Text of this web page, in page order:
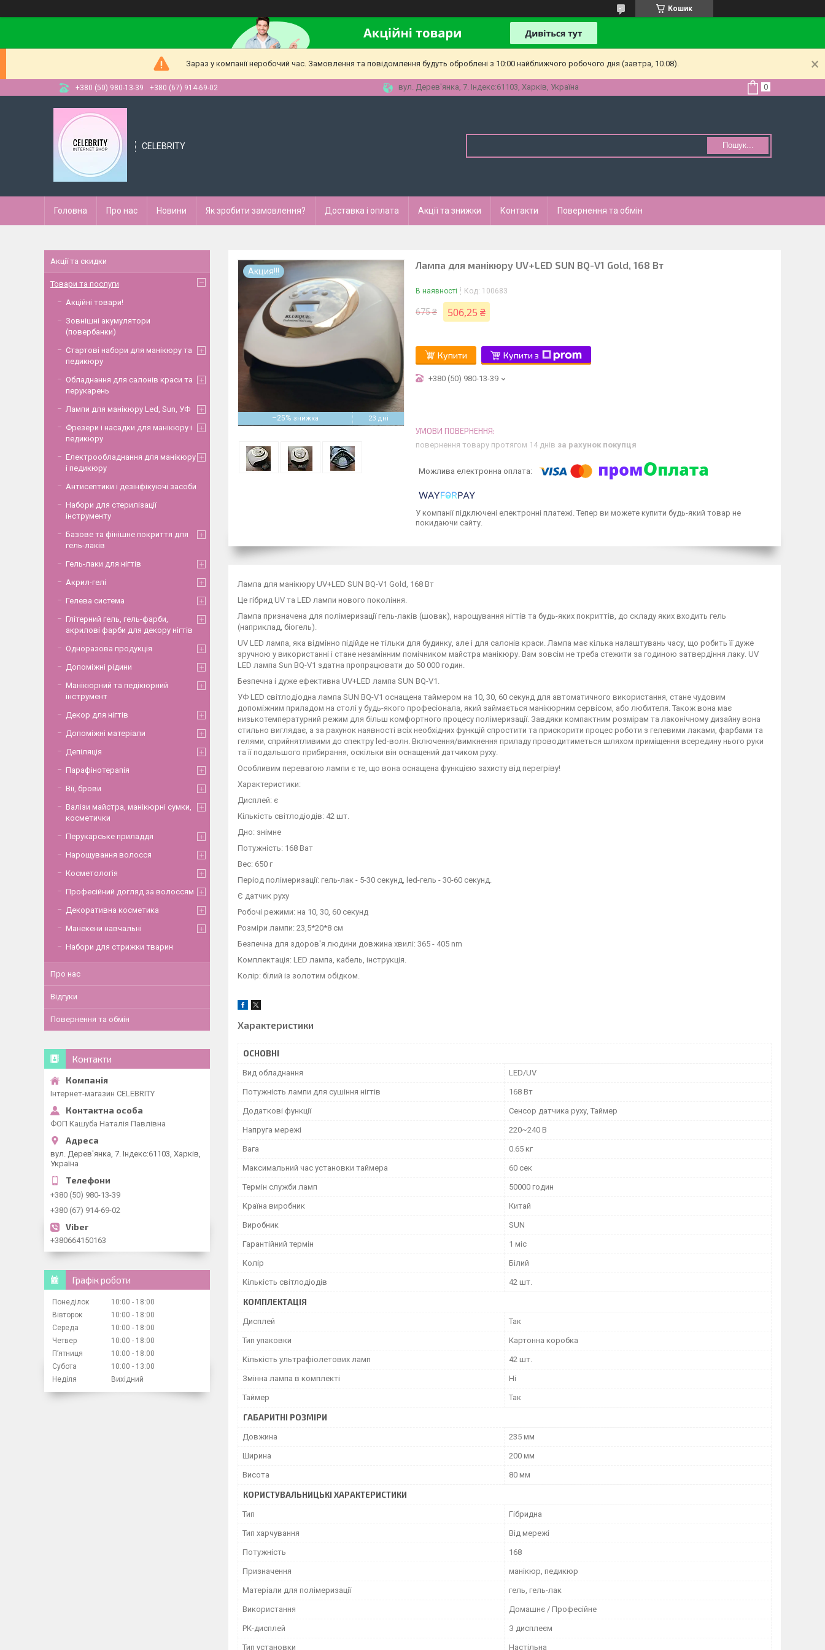
Кошик
Зараз у компанії неробочий час. Замовлення та повідомлення будуть оброблені з 10:00 найближчого робочого дня (завтра, 10.08).
+380 (50) 980-13-39 +380 (67) 914-69-02 вул. Дерев'янка, 7. Індекс:61103, Харків, Україна
CELEBRITY Пошук...
Головна Про нас Новини Як зробити замовлення? Доставка і оплата Акції та знижки Контакти Повернення та обмін
–25% 23 дні
Акция!!!
Лампа для манікюру UV+LED SUN BQ-V1 Gold, 168 Вт
В наявності Код: 100683
675 ₴ 506,25 ₴
Купити Купити з
+380 (50) 980-13-39
повернення товару протягом 14 днів за рахунок покупця
У компанії підключені електронні платежі. Тепер ви можете купити будь-який товар не
покидаючи сайту.
Лампа для манікюру UV+LED SUN BQ-V1 Gold, 168 Вт
Це гібрид UV та LED лампи нового покоління.
Лампа призначена для полімеризації гель-лаків (шовак), нарощування нігтів та будь-яких покриттів, до складу яких входить гель
(наприклад, біогель).
UV LED лампа, яка відмінно підійде не тільки для будинку, але і для салонів краси. Лампа має кілька налаштувань часу, що робить її дуже
зручною у використанні і стане незамінним помічником майстра манікюру. Вам зовсім не треба стежити за годиною затвердіння лаку. UV
LED лампа Sun BQ-V1 здатна пропрацювати до 50 000 годин.
Безпечна і дуже ефективна UV+LED лампа SUN BQ-V1.
УФ LED світлодіодна лампа SUN BQ-V1 оснащена таймером на 10, 30, 60 секунд для автоматичного використання, стане чудовим
допоміжним приладом на столі у будь-якого професіонала, який займається манікюрним сервісом, або любителя. Також вона має
низькотемпературний режим для більш комфортного процесу полімеризації. Завдяки компактним розмірам та лаконічному дизайну вона
стильно виглядає, а за рахунок наявності всіх необхідних функцій спростити та прискорити процес роботи з гелевими лаками, фарбами та
гелями, сприйнятливими до спектру led-волн. Включення/вимкнення приладу проводитиметься шляхом приміщення всередину нього руки
та її подальшого прибирання, оскільки він оснащений датчиком руху.
Особливим перевагою лампи є те, що вона оснащена функцією захисту від перегріву!
Характеристики:
Дисплей: є
Кількість світлодіодів: 42 шт.
Дно: знімне
Потужність: 168 Ват
Вес: 650 г
Період полімеризації: гель-лак - 5-30 секунд, led-гель - 30-60 секунд.
Є датчик руху
Робочі режими: на 10, 30, 60 секунд
Розміри лампи: 23,5*20*8 см
Безпечна для здоров'я людини довжина хвилі: 365 - 405 nm
Комплектація: LED лампа, кабель, інструкція.
Колір: білий із золотим обідком.
Характеристики
ОСНОВНІ
Вид обладнання LED/UV
Потужність лампи для сушіння нігтів 168 Вт
Додаткові функції Сенсор датчика руху, Таймер
Напруга мережі 220~240 В
Вага 0.65 кг
Максимальний час установки таймера 60 сек
Термін служби ламп 50000 годин
Країна виробник Китай
Виробник SUN
Гарантійний термін 1 міс
Колір Білий
Кількість світлодіодів 42 шт.
КОМПЛЕКТАЦІЯ
Дисплей Так
Тип упаковки Картонна коробка
Кількість ультрафіолетових ламп 42 шт.
Змінна лампа в комплекті Ні
Таймер Так
ГАБАРИТНІ РОЗМІРИ
Довжина 235 мм
Ширина 200 мм
Висота 80 мм
КОРИСТУВАЛЬНИЦЬКІ ХАРАКТЕРИСТИКИ
Тип Гібридна
Тип харчування Від мережі
Потужність 168
Призначення манікюр, педикюр
Матеріали для полімеризації гель, гель-лак
Використання Домашнє / Професійне
РК-дисплей З дисплеєм
Тип установки Настільна
Акції та скидки
Товари та послуги
Акційні товари!
Зовнішні акумулятори
(повербанки)
Стартові набори для манікюру та
педикюру
Обладнання для салонів краси та
перукарень
Лампи для манікюру Led, Sun, УФ
Фрезери і насадки для манікюру і
педикюру
Електрообладнання для манікюру
і педикюру
Антисептики і дезінфікуючі засоби
Набори для стерилізації
інструменту
Базове та фінішне покриття для
гель-лаків
Гель-лаки для нігтів
Акрил-гелі
Гелева система
Глітерний гель, гель-фарби,
акрилові фарби для декору нігтів
Одноразова продукція
Допоміжні рідини
Манікюрний та педікюрний
інструмент
Декор для нігтів
Допоміжні матеріали
Депіляція
Парафінотерапія
Вії, брови
Валізи майстра, манікюрні сумки,
косметички
Перукарське приладдя
Нарощування волосся
Косметологія
Професійний догляд за волоссям
Декоративна косметика
Манекени навчальні
Набори для стрижки тварин
Про нас
Відгуки
Повернення та обмін
Контакти
Інтернет-магазин CELEBRITY
ФОП Кашуба Наталія Павлівна
вул. Дерев'янка, 7. Індекс:61103, Харків,
Україна
+380 (50) 980-13-39
+380 (67) 914-69-02
+380664150163
Графік роботи
Понеділок 10:00
18:00
Вівторок
10:00
18:00
Середа
10:00
18:00
Четвер
10:00
18:00
Пʼятниця
10:00
18:00
Субота
10:00
13:00
Неділя
Вихідний